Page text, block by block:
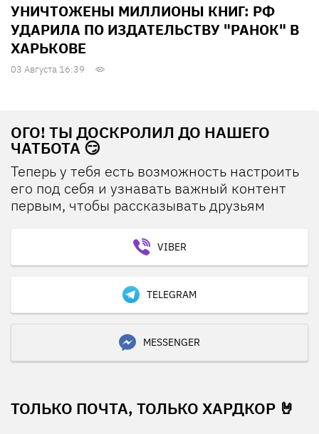
УНИЧТОЖЕНЫ МИЛЛИОНЫ КНИГ: РФ
УДАРИЛА ПО ИЗДАТЕЛЬСТВУ "РАНОК" В
ХАРЬКОВЕ
03 Августа 16:39
ОГО! ТЫ ДОСКРОЛИЛ ДО НАШЕГО
ЧАТБОТА 😏
Теперь у тебя есть возможность настроить
его под себя и узнавать важный контент
первым, чтобы рассказывать друзьям
VIBER
TELEGRAM
MESSENGER
ТОЛЬКО ПОЧТА, ТОЛЬКО ХАРДКОР 🤘